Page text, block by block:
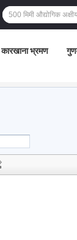
कारखाना भ्रमण